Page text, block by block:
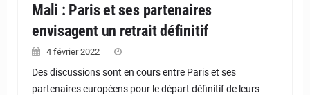
Mali : Paris et ses partenaires
envisagent un retrait définitif
4 février 2022
Des discussions sont en cours entre Paris et ses
partenaires européens pour le départ définitif de leurs